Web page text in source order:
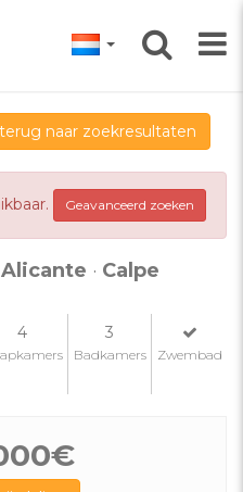
terug naar zoekresultaten
Geavanceerd zoeken
Alicante · Calpe
4 3
Badkamers Zwembad